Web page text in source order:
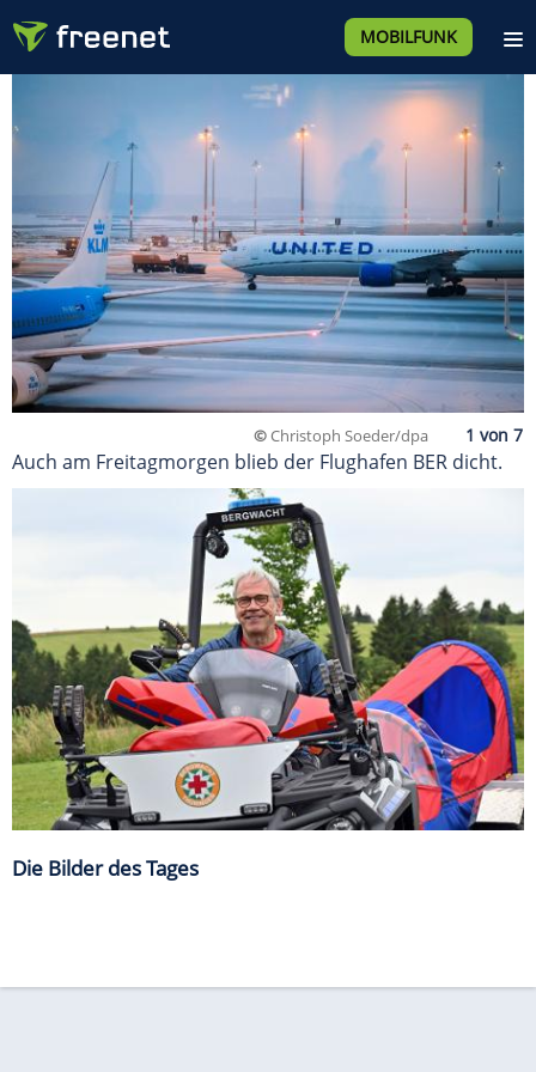
MOBILFUNK
©Christoph Soeder/dpa
Auch am Freitagmorgen blieb der Flughafen BER dicht.
Die Bilder des Tages